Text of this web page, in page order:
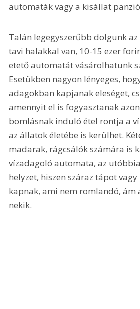
automaták vagy a kisállat
Talán legegyszerűbb dolgunk
tavi halakkal van, 10-15 ezer
etető automatát vásárolhatunk
Esetükben nagyon lényeges,
adagokban kapjanak eleséget,
amennyit el is fogyasztanak
bomlásnak induló étel rontja a
az állatok életébe is kerülhet.
madarak, rágcsálók számára is
vízadagoló automata, az
helyzet, hiszen száraz tápot
kapnak, ami nem romlandó, ám
nekik.